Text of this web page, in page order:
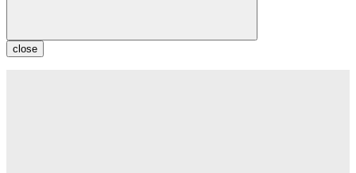
close